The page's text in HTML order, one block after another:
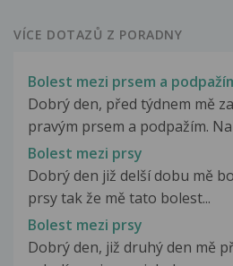
VÍCE DOTAZŮ Z PORADNY
Bolest mezi prsem a
Dobrý den, před týdnem mě
pravým prsem a podpažím.
Bolest mezi prsy
Dobrý den již delší dobu mě
prsy tak že mě tato bolest...
Bolest mezi prsy
Dobrý den, již druhý den mě